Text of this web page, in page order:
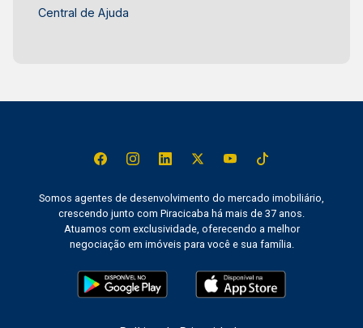
Central de Ajuda
Somos agentes de desenvolvimento do mercado imobiliário,
crescendo junto com Piracicaba há mais de 37 anos.
Atuamos com exclusividade, oferecendo a melhor
negociação em imóveis para você e sua família.